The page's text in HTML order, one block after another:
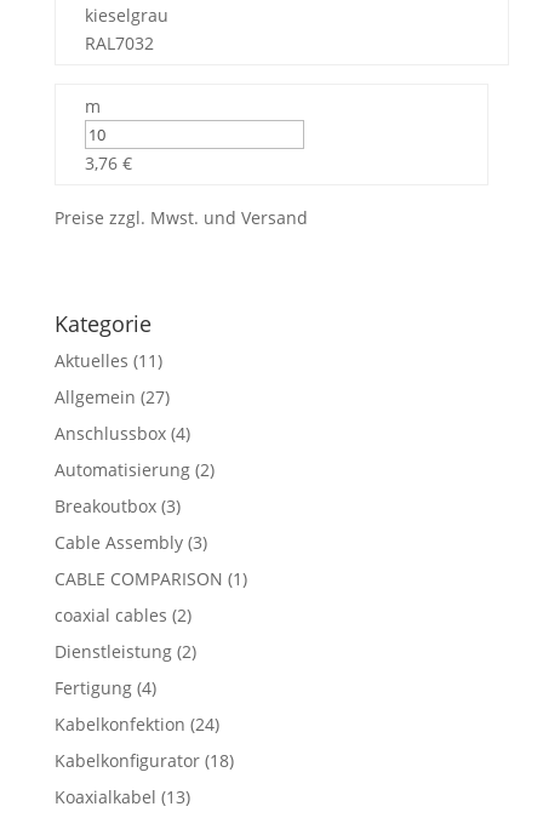
kieselgrau
RAL7032
m
3,76 €
Preise zzgl. Mwst. und Versand
Kategorie
Aktuelles (11)
Allgemein (27)
Anschlussbox(4)
Automatisierung(2)
Breakoutbox(3)
Cable Assembly(3)
CABLE COMPARISON (1)
coaxial cables (2)
Dienstleistung(2)
Fertigung(4)
Kabelkonfektion (24)
Kabelkonfigurator(18)
Koaxialkabel (13)